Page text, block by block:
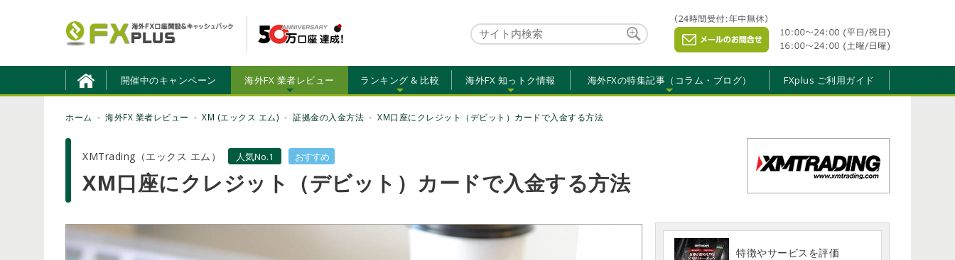
開催中のキャンペーン 海外FX 業者レビュー ランキング & 比較 海外FX 知っトク情報 海外FXの特集記事（コラム・ブログ） FXplus ご利用ガイド
ホーム 海外FX 業者レビュー XM (エックス エム) 証拠金の入金方法 XM口座にクレジット（デビット）カードで入金する方法
XMTrading（エックス エム） 人気No.1 おすすめ
XM口座にクレジット（デビット）カードで入金する方法
特徴やサービスを評価